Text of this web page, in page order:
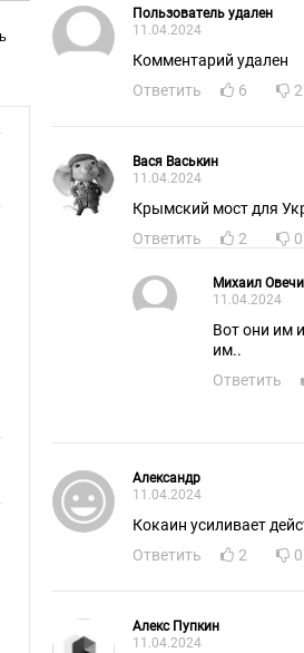
Пользователь удален
11.04.2024
Комментарий удален
Ответить
6 2
Вася Васькин
11.04.2024
Крымский мост для
Ответить
2 0
Михаил
11.04.2024
Вот они им
им..
Ответить
Александр
11.04.2024
Кокаин усиливает
Ответить
2 0
Алекс Пупкин
11.04.2024